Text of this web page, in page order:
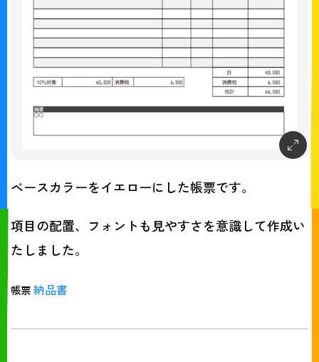
ベースカラーをイエローにした帳票です。
項目の配置、フォントも見やすさを意識して作成い
たしました。
帳票納品書